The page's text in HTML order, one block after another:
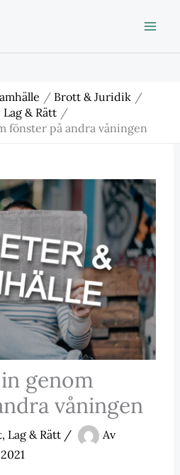
Brott & Juridik
& Rätt
fönster på andra våningen
genom
våningen
Lag & Rätt/
Av